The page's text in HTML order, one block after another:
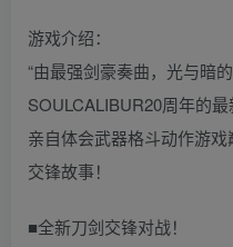
游戏介绍：
“由最强剑豪奏曲，光与暗
SOULCALIBUR20周年的最
亲自体会武器格斗动作游
交锋故事！
■全新刀剑交锋对战！